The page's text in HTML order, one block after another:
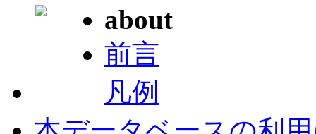
about
前言
凡例